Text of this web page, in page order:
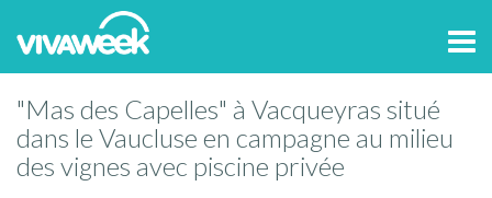
"Mas des Capelles" à Vacqueyras situé
dans le Vaucluse en campagne au milieu
des vignes avec piscine privée